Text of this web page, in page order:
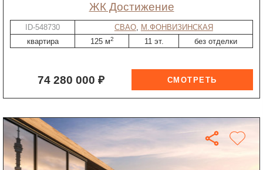
ЖК Достижение
ID-548730 СВАО, М.ФОНВИЗИНСКАЯ
квартира
125 м2 11 эт. без отделки
74 280 000 ₽